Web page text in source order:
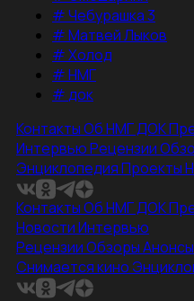
#Чебурашка 3
#Матвей Лыков
#Холод
#НМГ
#док
КонтактыОб НМГ ДОК
ИнтервьюРецензии
ЭнциклопедияПроекты
КонтактыОб НМГ ДОК
НовостиИнтервью
РецензииОбзорыАнонсы
Снимается кино